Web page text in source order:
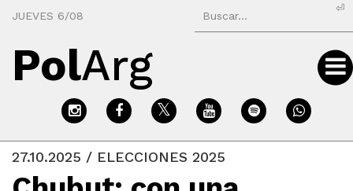
JUEVES 6/08
⏎
PolArg
27.10.2025 / ELECCIONES 2025